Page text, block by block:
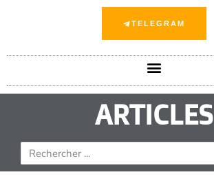
TELEGRAM
ARTICLES